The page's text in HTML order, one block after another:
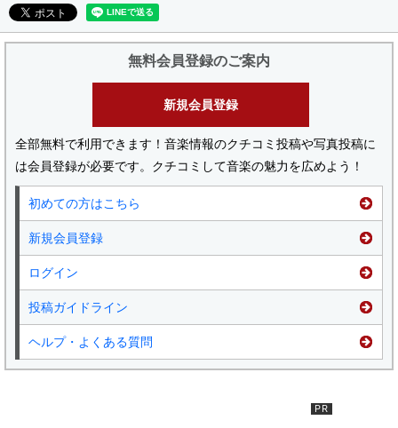
無料会員登録のご案内
新規会員登録
全部無料で利用できます！音楽情報のクチコミ投稿や写真投稿に
は会員登録が必要です。クチコミして音楽の魅力を広めよう！
初めての方はこちら
新規会員登録
ログイン
投稿ガイドライン
ヘルプ・よくある質問